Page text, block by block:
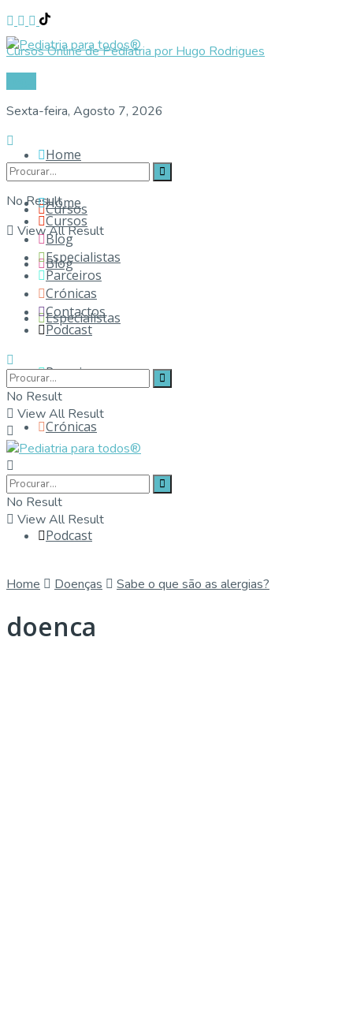
Cursos Online de Pediatria por Hugo Rodrigues
Sexta-feira, Agosto 7, 2026
No Result
View All Result
Home
Cursos
Blog
Especialistas
Parceiros
Crónicas
Contactos
Podcast
Home
Cursos
Blog
Especialistas
Parceiros
Crónicas
Contactos
Podcast
No Result
View All Result
No Result
View All Result
Home Doenças Sabe o que são as alergias?
doenca